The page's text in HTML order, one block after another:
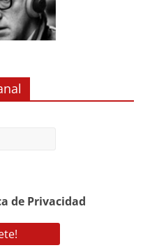
de Privacidad